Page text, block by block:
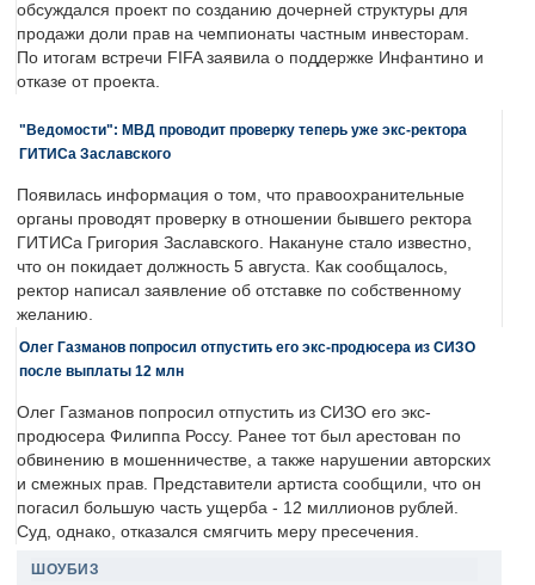
обсуждался проект по созданию дочерней структуры для
продажи доли прав на чемпионаты частным инвесторам.
По итогам встречи FIFA заявила о поддержке Инфантино и
отказе от проекта.
"Ведомости": МВД проводит проверку теперь уже экс-ректора
ГИТИСа Заславского
Появилась информация о том, что правоохранительные
органы проводят проверку в отношении бывшего ректора
ГИТИСа Григория Заславского. Накануне стало известно,
что он покидает должность 5 августа. Как сообщалось,
ректор написал заявление об отставке по собственному
желанию.
Олег Газманов попросил отпустить его экс-продюсера из СИЗО
после выплаты 12 млн
Олег Газманов попросил отпустить из СИЗО его экс-
продюсера Филиппа Россу. Ранее тот был арестован по
обвинению в мошенничестве, а также нарушении авторских
и смежных прав. Представители артиста сообщили, что он
погасил большую часть ущерба - 12 миллионов рублей.
Суд, однако, отказался смягчить меру пресечения.
ШОУБИЗ